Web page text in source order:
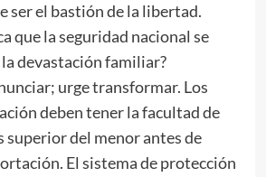
ser el bastión de la libertad.
que la seguridad nacional se
devastación familiar?
urge transformar. Los
deben tener la facultad de
superior del menor antes de
El sistema de protección